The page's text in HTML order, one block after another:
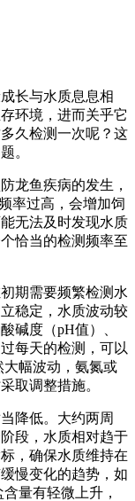
长与水质息息相
环境，进而关乎它
久检测一次呢？这
。
龙鱼疾病的发生，
率过高，会增加饲
无法及时发现水质
恰当的检测频率至
期需要频繁检测水
稳定，水质波动较
碱度（pH值）、
每天的检测，可以
大幅波动，氨氮或
取调整措施。
降低。大约两周
段，水质相对趋于
，确保水质维持在
慢变化的趋势，如
量有轻微上升，